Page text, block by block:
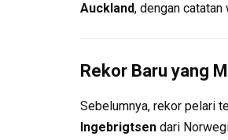
Auckland, dengan catatan
Rekor Baru yang
Sebelumnya, rekor pelari
Ingebrigtsen dari